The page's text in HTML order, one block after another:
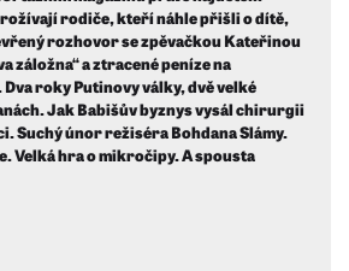
rodiče, kteří náhle přišli o dítě,
rozhovor se zpěvačkou Kateřinou
záložna“ a ztracené peníze na
roky Putinovy války, dvě velké
Jak Babišův byznys vysál chirurgii
Suchý únor režiséra Bohdana Slámy.
Velká hra o mikročipy. A spousta